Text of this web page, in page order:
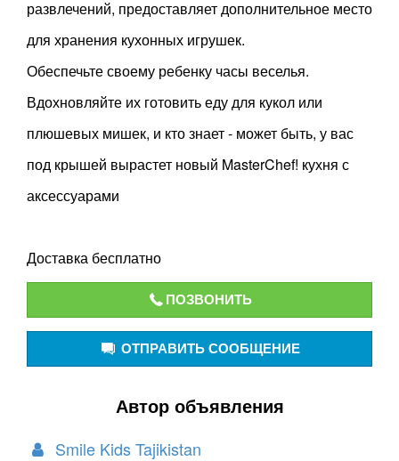
развлечений, предоставляет дополнительное место
для хранения кухонных игрушек.
Обеспечьте своему ребенку часы веселья.
Вдохновляйте их готовить еду для кукол или
плюшевых мишек, и кто знает - может быть, у вас
под крышей вырастет новый MasterChef! кухня с
аксессуарами
Доставка бесплатно
ПОЗВОНИТЬ
ОТПРАВИТЬ СООБЩЕНИЕ
Автор объявления
Smile Kids Tajikistan